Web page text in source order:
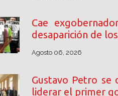
Cae
desaparición de
Agosto 06, 2026
Gustavo Petro se
liderar el primer